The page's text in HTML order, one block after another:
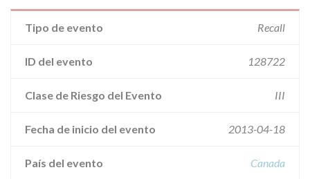
Tipo de evento Recall
ID del evento 128722
Clase de Riesgo del Evento III
Fecha de inicio del evento 2013-04-18
País del evento Canada